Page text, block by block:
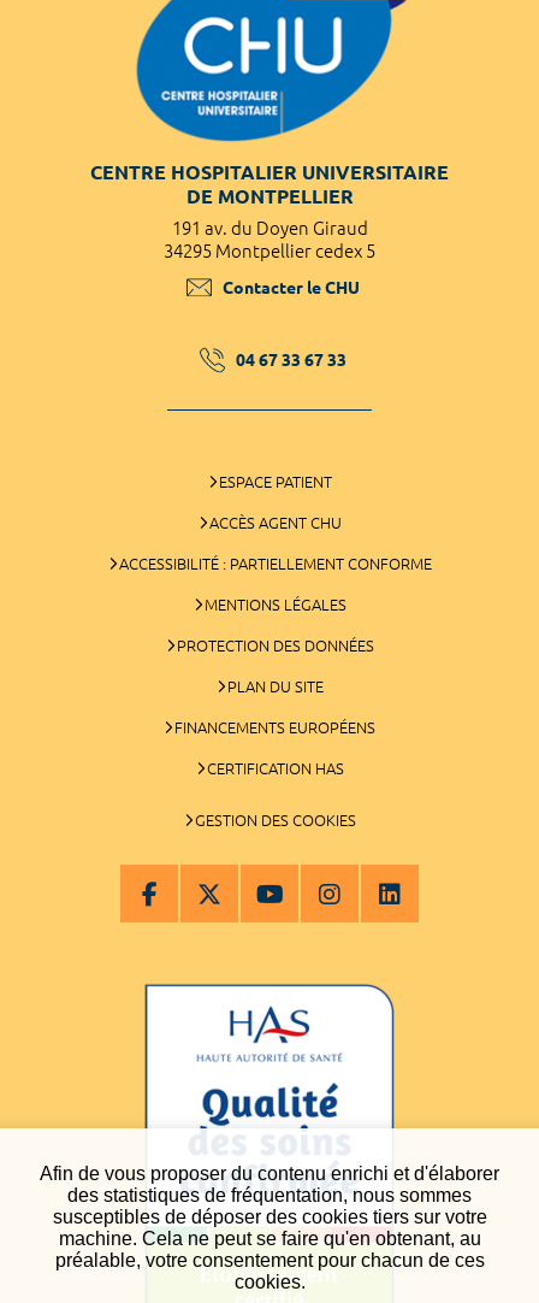
Afin de vous proposer du contenu enrichi et d'élaborer
des statistiques de fréquentation, nous sommes
susceptibles de déposer des cookies tiers sur votre
machine. Cela ne peut se faire qu'en obtenant, au
préalable, votre consentement pour chacun de ces
cookies.
CENTRE HOSPITALIER UNIVERSITAIRE
DE MONTPELLIER
191 av. du Doyen Giraud
34295 Montpellier cedex 5
Contacter le CHU
04 67 33 67 33
ESPACE PATIENT
ACCÈS AGENT CHU
ACCESSIBILITÉ : PARTIELLEMENT CONFORME
MENTIONS LÉGALES
PROTECTION DES DONNÉES
PLAN DU SITE
FINANCEMENTS EUROPÉENS
CERTIFICATION HAS
GESTION DES COOKIES